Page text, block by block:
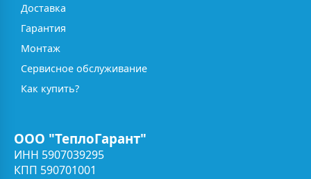
Доставка
Гарантия
Монтаж
Сервисное обслуживание
Как купить?
ООО "ТеплоГарант"
ИНН 5907039295
КПП 590701001